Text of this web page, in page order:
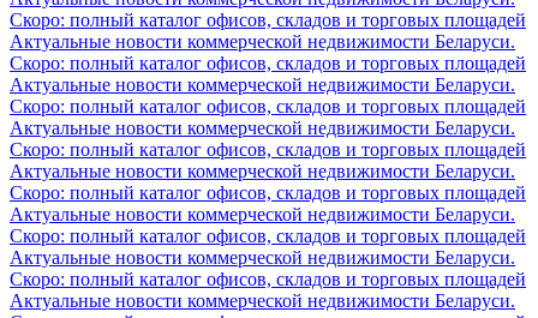
Скоро: полный каталог офисов, складов и торговых площадей
Актуальные новости коммерческой недвижимости Беларуси.
Скоро: полный каталог офисов, складов и торговых площадей
Актуальные новости коммерческой недвижимости Беларуси.
Скоро: полный каталог офисов, складов и торговых площадей
Актуальные новости коммерческой недвижимости Беларуси.
Скоро: полный каталог офисов, складов и торговых площадей
Актуальные новости коммерческой недвижимости Беларуси.
Скоро: полный каталог офисов, складов и торговых площадей
Актуальные новости коммерческой недвижимости Беларуси.
Скоро: полный каталог офисов, складов и торговых площадей
Актуальные новости коммерческой недвижимости Беларуси.
Скоро: полный каталог офисов, складов и торговых площадей
Актуальные новости коммерческой недвижимости Беларуси.